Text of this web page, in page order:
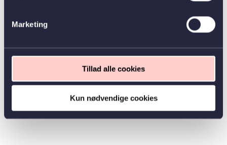
Marketing
Tillad alle cookies
Kun nødvendige cookies